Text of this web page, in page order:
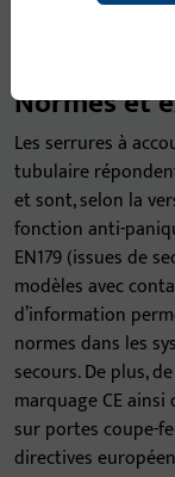
Normes et
Les serrures à
tubulaire
et sont, selon la
fonction anti-
EN179 (issues de
modèles avec
d’information
normes dans les
secours. De plus,
marquage CE
sur portes coupe-
directives